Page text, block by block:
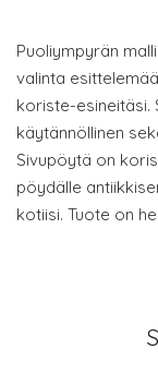
Puoliympyrän
valinta
koriste-esineitäsi.
käytännöllinen
Sivupöytä on
pöydälle
kotiisi. Tuote on